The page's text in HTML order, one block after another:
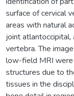
surface of cervical
areas with natural
joint atlantoccipital,
vertebra. The
low-field MRI were
structures due to
tissues in the